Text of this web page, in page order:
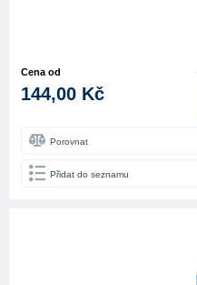
Cena od
144,00 Kč
Porovnat
Přidat do seznamu